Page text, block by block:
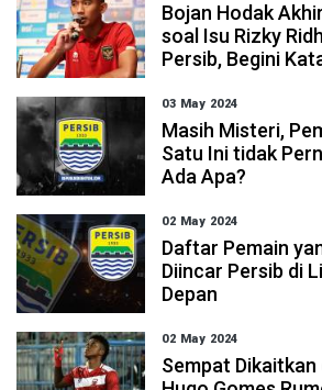
Bojan Hodak
soal Isu Rizky
Persib, Begini
03 May 2024
Masih Misteri,
Satu Ini tidak
Ada Apa?
02 May 2024
Daftar Pemain
Diincar Persib di
Depan
02 May 2024
Sempat